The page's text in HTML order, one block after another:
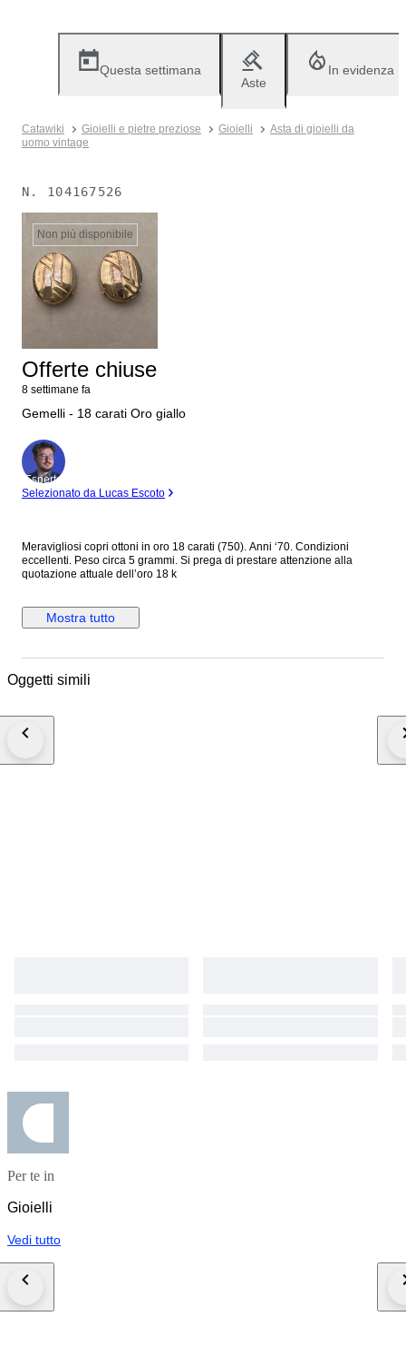
Questa settimana
Aste
In evidenza
Catawiki Gioielli e pietre preziose Gioielli
Asta di gioielli da
uomo vintage
N. 104167526
Non più disponibile
Offerte chiuse
8 settimane fa
Gemelli - 18 carati Oro giallo
Esperto
Selezionato da Lucas Escoto
Meravigliosi copri ottoni in oro 18 carati (750). Anni ‘70. Condizioni
eccellenti. Peso circa 5 grammi. Si prega di prestare attenzione alla
quotazione attuale dell’oro 18 k
Mostra tutto
Oggetti simili
Per te in
Gioielli
Vedi tutto